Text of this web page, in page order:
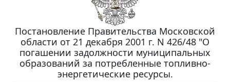
Постановление Правительства Московской
области от 21 декабря 2001 г. N 426/48 "О
погашении задолжности муниципальных
образований за потребленные топливно-
энергетические ресурсы.